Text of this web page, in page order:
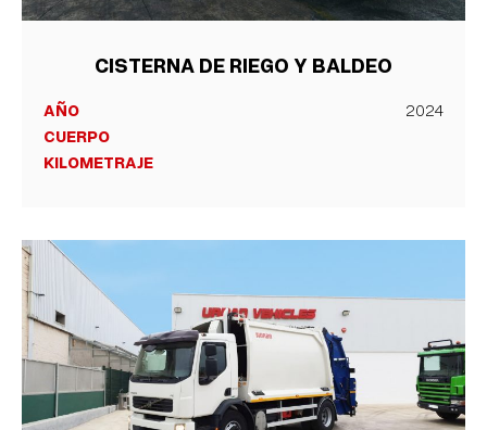
CISTERNA DE RIEGO Y BALDEO
AÑO 2024
CUERPO
KILOMETRAJE